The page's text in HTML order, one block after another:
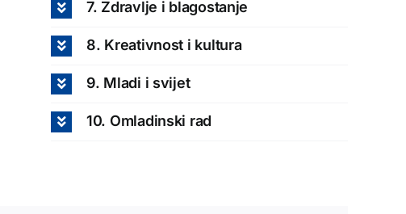
7. Zdravlje i blagostanje
8. Kreativnost i kultura
9. Mladi i svijet
10. Omladinski rad